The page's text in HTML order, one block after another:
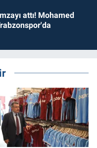
attı! Mohamed